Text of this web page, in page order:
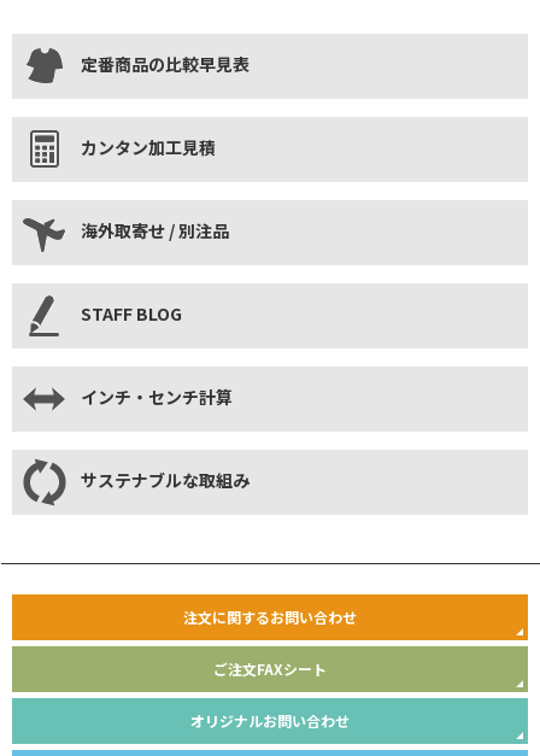
定番商品の比較早見表
カンタン加工見積
海外取寄せ / 別注品
STAFF BLOG
インチ・センチ計算
サステナブルな取組み
注文に関するお問い合わせ
ご注文FAXシート
オリジナルお問い合わせ